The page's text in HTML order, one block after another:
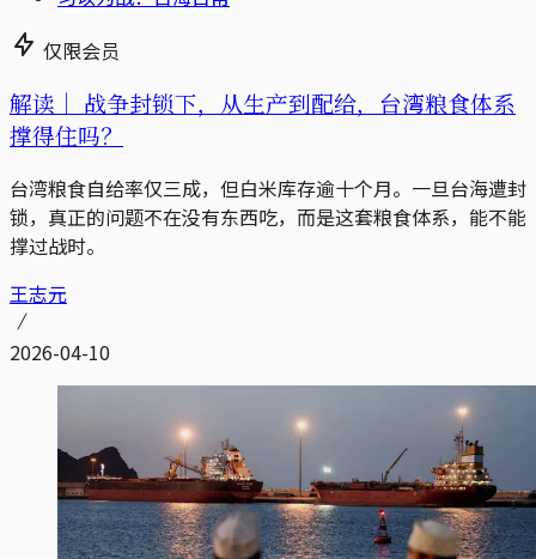
仅限会员
解读｜ 战争封锁下，从生产到配给，台湾粮食体系
撑得住吗？
台湾粮食自给率仅三成，但白米库存逾十个月。一旦台海遭封
锁，真正的问题不在没有东西吃，而是这套粮食体系，能不能
撑过战时。
王志元
2026-04-10